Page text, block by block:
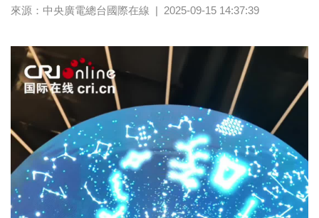
來源：中央廣電總台國際在線 | 2025-09-15 14:37:39